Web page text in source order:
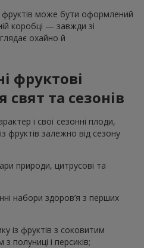
може бути оформлений
коробці — завжди зі
охайно й
фруктові
свят та сезонів
і свої сезонні плоди,
фруктів залежно від сезону
природи, цитрусові та
набори здоров’я з перших
із фруктів з соковитим
полуниці і персиків;